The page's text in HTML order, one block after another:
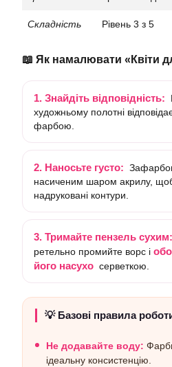
Складність Рівень 3 з 5
📖 Як намалювати «Квіти
1. Знайдіть відповідність:
художньому полотні
фарбою.
2. Наносьте густо:
насиченим шаром акрилу,
надруковані контури.
3. Тримайте пензель сухим:
ретельно промийте ворс і
його насухо серветкою.
💡 Базові правила
Не додавайте воду:
ідеальну консистенцію.